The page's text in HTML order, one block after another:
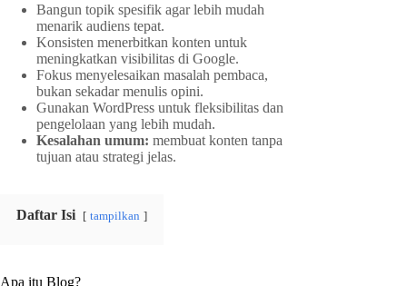
Bangun topik spesifik agar lebih mudah
menarik audiens tepat.
Konsisten menerbitkan konten untuk
meningkatkan visibilitas di Google.
Fokus menyelesaikan masalah pembaca,
bukan sekadar menulis opini.
Gunakan WordPress untuk fleksibilitas dan
pengelolaan yang lebih mudah.
Kesalahan umum: membuat konten tanpa
tujuan atau strategi jelas.
Daftar Isi tampilkan
Apa itu Blog?